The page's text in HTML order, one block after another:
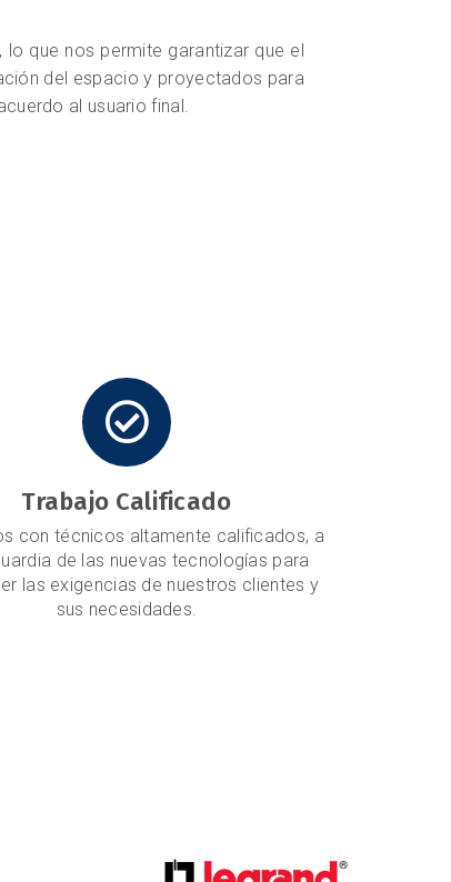
que nos permite garantizar que el
del espacio y proyectados para
al usuario final.
Trabajo Calificado
con técnicos altamente calificados, a
de las nuevas tecnologías para
las exigencias de nuestros clientes y
sus necesidades.